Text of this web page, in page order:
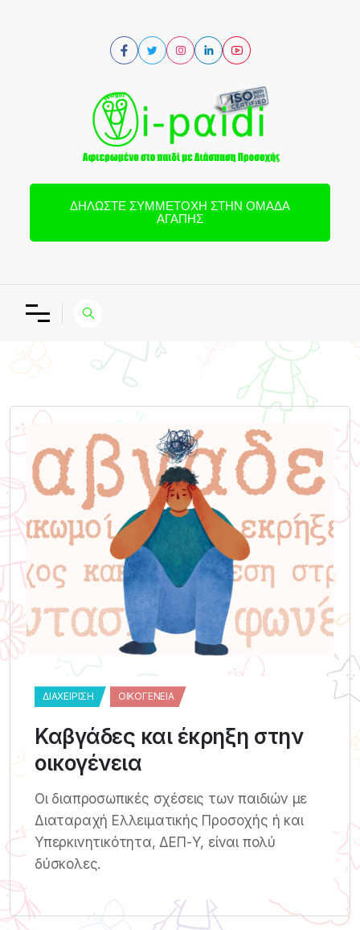
ΔΗΛΏΣΤΕ ΣΥΜΜΕΤΟΧΉ ΣΤΗΝ ΟΜΆΔΑ
ΑΓΆΠΗΣ
ΔΙΑΧΕΊΡΙΣΗ ΟΙΚΟΓΈΝΕΙΑ
Καβγάδες και έκρηξη στην
οικογένεια
Οι διαπροσωπικές σχέσεις των παιδιών με
Διαταραχή Ελλειματικής Προσοχής ή και
Υπερκινητικότητα, ΔΕΠ-Υ, είναι πολύ
δύσκολες.